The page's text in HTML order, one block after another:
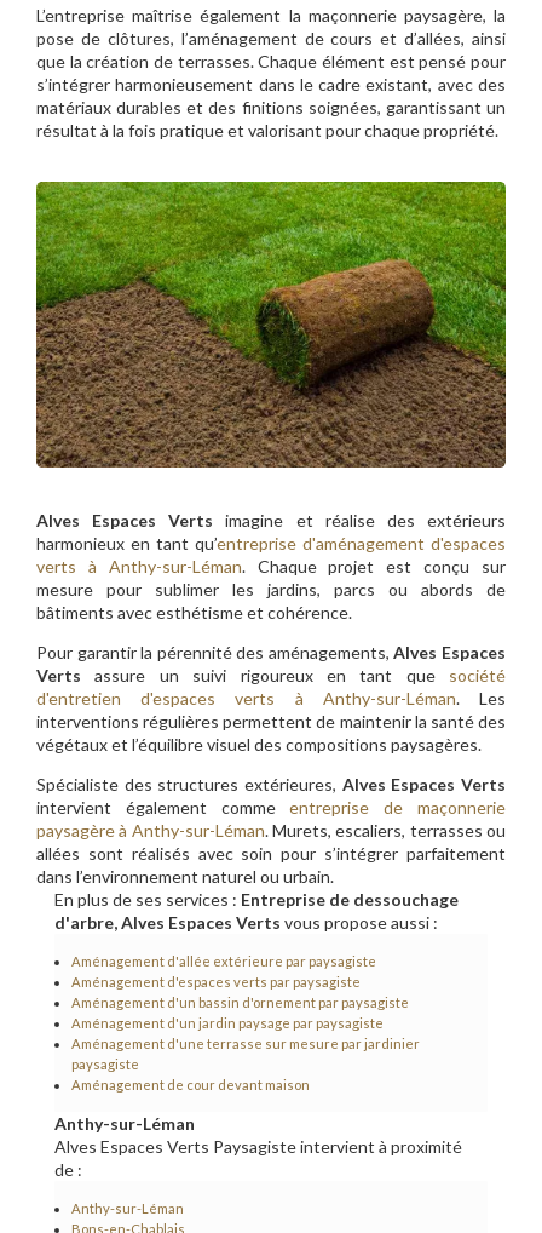
L’entreprise maîtrise également la maçonnerie paysagère, la
pose de clôtures, l’aménagement de cours et d’allées, ainsi
que la création de terrasses. Chaque élément est pensé pour
s’intégrer harmonieusement dans le cadre existant, avec des
matériaux durables et des finitions soignées, garantissant un
résultat à la fois pratique et valorisant pour chaque propriété.
Alves Espaces Verts imagine et réalise des extérieurs
harmonieux en tant qu’entreprise d'aménagement d'espaces
verts à Anthy-sur-Léman. Chaque projet est conçu sur
mesure pour sublimer les jardins, parcs ou abords de
bâtiments avec esthétisme et cohérence.
Pour garantir la pérennité des aménagements,Alves Espaces
Verts assure un suivi rigoureux en tant que société
d'entretien d'espaces verts à Anthy-sur-Léman. Les
interventions régulières permettent de maintenir la santé des
végétaux et l’équilibre visuel des compositions paysagères.
Spécialiste des structures extérieures, Alves Espaces Verts
intervient également commeentreprise de maçonnerie
paysagère à Anthy-sur-Léman. Murets, escaliers, terrasses ou
allées sont réalisés avec soin pour s’intégrer parfaitement
dans l’environnement naturel ou urbain.
En plus de ses services : Entreprise de dessouchage
d'arbre, Alves Espaces Verts vous propose aussi :
Aménagement d'allée extérieure par paysagiste
Aménagement d'espaces verts par paysagiste
Aménagement d'un bassin d'ornement par paysagiste
Aménagement d'un jardin paysage par paysagiste
Aménagement d'une terrasse sur mesure par jardinier
paysagiste
Aménagement de cour devant maison
Anthy-sur-Léman
Alves Espaces Verts Paysagiste intervient à proximité
de :
Anthy-sur-Léman
Bons-en-Chablais